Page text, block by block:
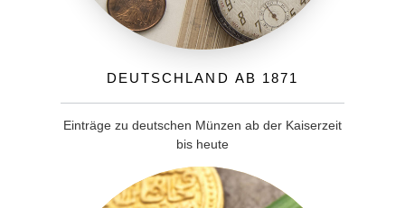
Deutschland ab 1871
Einträge zu deutschen Münzen ab der Kaiserzeit
bis heute